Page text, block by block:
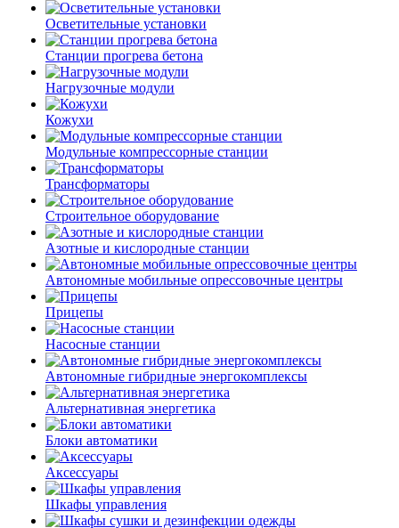
Осветительные установки
Станции прогрева бетона
Нагрузочные модули
Кожухи
Модульные компрессорные станции
Трансформаторы
Строительное оборудование
Азотные и кислородные станции
Автономные мобильные опрессовочные центры
Прицепы
Насосные станции
Автономные гибридные энергокомплексы
Альтернативная энергетика
Блоки автоматики
Аксессуары
Шкафы управления